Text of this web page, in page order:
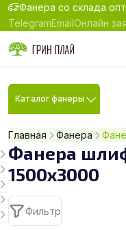
Фанера со склада
TelegramEmailОнлайн
Каталог фанеры
Главная Фанера
Фанера
1500х3000
Фильтр